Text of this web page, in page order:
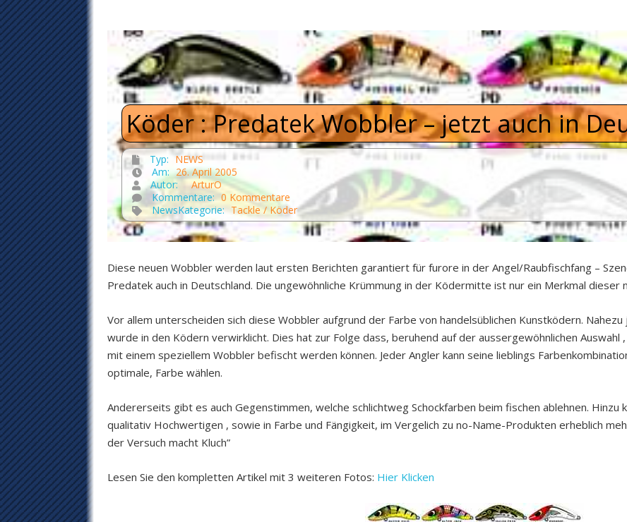
Köder : Predatek Wobbler – jetzt auch in
Typ: NEWS
Am: 26. April 2005
Autor:
ArturO
Kommentare: 0 Kommentare
NewsKategorie: Tackle / Köder
Diese neuen Wobbler werden laut ersten Berichten garantiert für furore in der Angel/Raubfischfang –
Predatek auch in Deutschland. Die ungewöhnliche Krümmung in der Ködermitte ist nur ein Merkmal dieser
Vor allem unterscheiden sich diese Wobbler aufgrund der Farbe von handelsüblichen Kunstködern.
wurde in den Ködern verwirklicht. Dies hat zur Folge dass, beruhend auf der aussergewöhnlichen Auswahl
mit einem speziellem Wobbler befischt werden können. Jeder Angler kann seine lieblings
optimale, Farbe wählen.
Andererseits gibt es auch Gegenstimmen, welche schlichtweg Schockfarben beim fischen ablehnen.
qualitativ Hochwertigen , sowie in Farbe und Fängigkeit, im Vergelich zu no-Name-Produkten erheblich
der Versuch macht Kluch”
Lesen Sie den kompletten Artikel mit 3 weiteren Fotos: Hier Klicken